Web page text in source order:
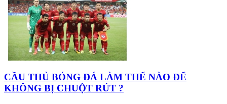
CẦU THỦ BÓNG ĐÁ LÀM THẾ NÀO ĐỂ
KHÔNG BỊ CHUỘT RÚT ?